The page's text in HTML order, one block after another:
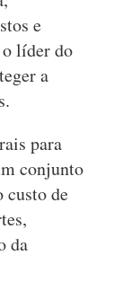
e
líder do
a
para
conjunto
custo de
da